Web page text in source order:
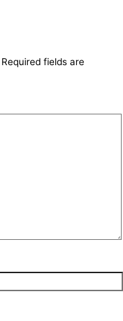
Required fields are